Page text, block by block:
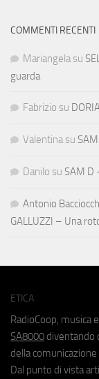
COMMENTI RECENTI
Mariangela su
guarda
Fabrizio su
Valentina su
Danilo su SAM D
Antonio
GALLUZZI – Una
ETICA
RadioCoop, musica
SA8000 diventando
della
Dal punto di vista